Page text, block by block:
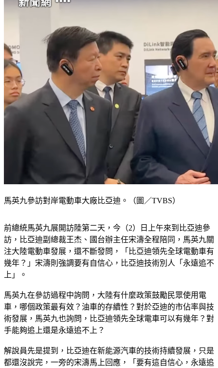
訪，比亞迪副總裁王杰、國台辦主任宋濤全程陪同，馬英九關
注大陸電動車發展，還不斷發問，「比亞迪領先全球電動車有
幾年？」宋濤則強調要有自信心，比亞迪技術別人「永遠追不
上」。
車，哪個政策最有效？油車的存續性？對於亞迪的市佔率與技
術發展，馬英九也詢問，比亞迪領先全球電車可以有幾年？對
手能夠追上還是永遠追不上？
都還沒說完，一旁的宋濤馬上回應，「要有這自信心，永遠追
不上」。馬英九還詢問了有沒有山寨版、內銷外銷比例、電動